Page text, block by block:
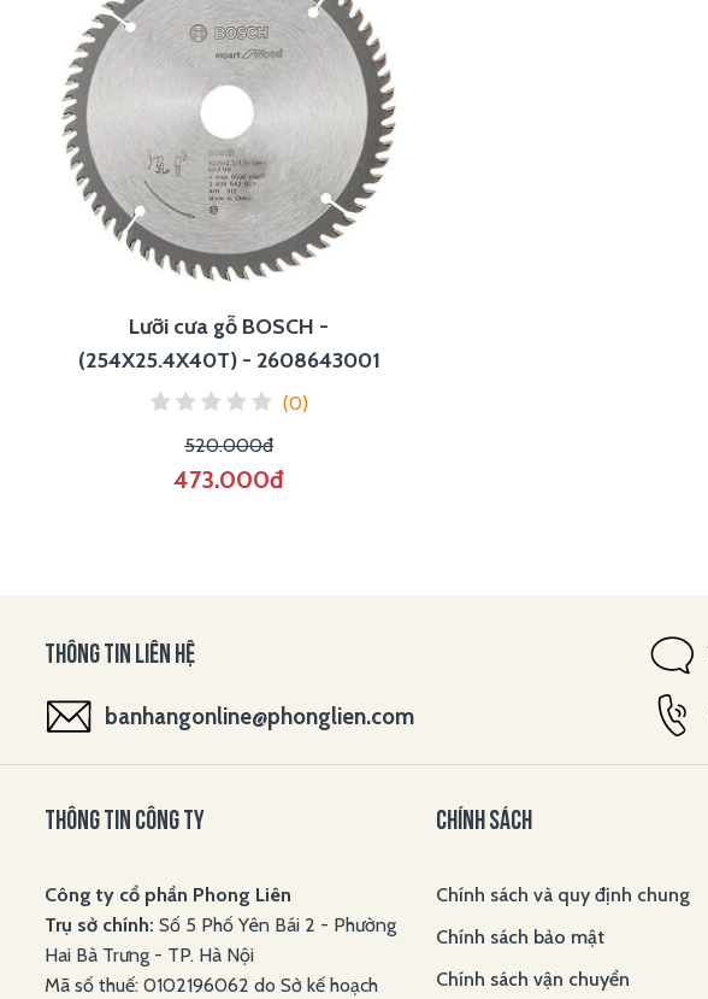
Lưỡi cưa gỗ BOSCH -
(254X25.4X40T) - 2608643001
(0)
520.000đ
473.000đ
THÔNG TIN LIÊN HỆ
banhangonline@phonglien.com
THÔNG TIN CÔNG TY
Công ty cổ phần Phong Liên
Trụ sở chính: Số 5 Phố Yên Bái 2 - Phường
Hai Bà Trưng - TP. Hà Nội
Mã số thuế: 0102196062 do Sở kế hoạch
CHÍNH SÁCH
Chính sách và quy định chung
Chính sách bảo mật
Chính sách vận chuyển